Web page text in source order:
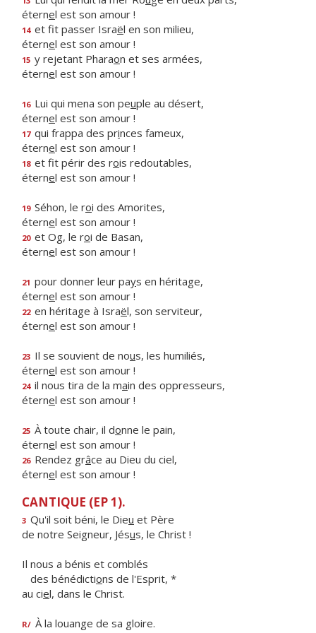
éternel est son amour !
14 et fit passer Israël en son milieu,
éternel est son amour !
15 y rejetant Pharaon et ses armées,
éternel est son amour !
16 Lui qui mena son peuple au désert,
éternel est son amour !
17 qui frappa des princes fameux,
éternel est son amour !
18 et fit périr des rois redoutables,
éternel est son amour !
19 Séhon, le roi des Amorites,
éternel est son amour !
20 et Og, le roi de Basan,
éternel est son amour !
21 pour donner leur pays en héritage,
éternel est son amour !
22 en héritage à Israël, son serviteur,
éternel est son amour !
23 Il se souvient de nous, les humiliés,
éternel est son amour !
24 il nous tira de la main des oppresseurs,
éternel est son amour !
25 À toute chair, il donne le pain,
éternel est son amour !
26 Rendez grâce au Dieu du ciel,
éternel est son amour !
CANTIQUE (EP 1).
3 Qu'il soit béni, le Dieu et Père
de notre Seigneur, Jésus, le Christ !
Il nous a bénis et comblés
des bénédictions de l'Esprit, *
au ciel, dans le Christ.
R/ À la louange de sa gloire.